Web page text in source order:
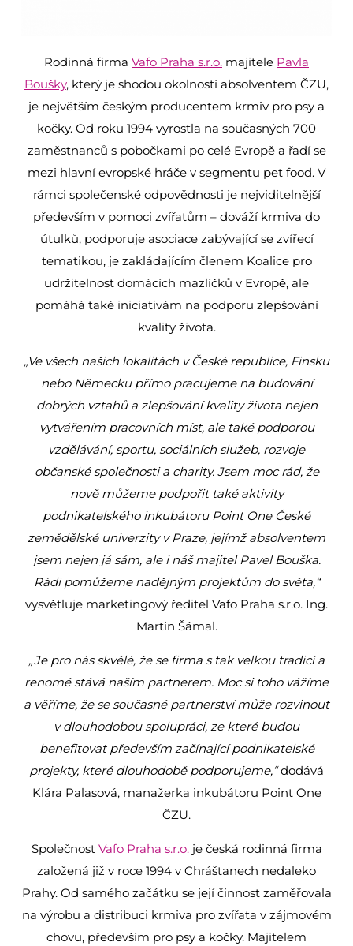
Rodinná firma Vafo Praha s.r.o. majitele Pavla
Boušky, který je shodou okolností absolventem ČZU,
je největším českým producentem krmiv pro psy a
kočky. Od roku 1994 vyrostla na současných 700
zaměstnanců s pobočkami po celé Evropě a řadí se
mezi hlavní evropské hráče v segmentu pet food. V
rámci společenské odpovědnosti je nejviditelnější
především v pomoci zvířatům – dováží krmiva do
útulků, podporuje asociace zabývající se zvířecí
tematikou, je zakládajícím členem Koalice pro
udržitelnost domácích mazlíčků v Evropě, ale
pomáhá také iniciativám na podporu zlepšování
kvality života.
„Ve všech našich lokalitách v České republice, Finsku
nebo Německu přímo pracujeme na budování
dobrých vztahů a zlepšování kvality života nejen
vytvářením pracovních míst, ale také podporou
vzdělávání, sportu, sociálních služeb, rozvoje
občanské společnosti a charity. Jsem moc rád, že
nově můžeme podpořit také aktivity
podnikatelského inkubátoru Point One České
zemědělské univerzity v Praze, jejímž absolventem
jsem nejen já sám, ale i náš majitel Pavel Bouška.
Rádi pomůžeme nadějným projektům do světa,“
vysvětluje marketingový ředitel Vafo Praha s.r.o. Ing.
Martin Šámal.
„Je pro nás skvělé, že se firma s tak velkou tradicí a
renomé stává naším partnerem. Moc si toho vážíme
a věříme, že se současné partnerství může rozvinout
v dlouhodobou spolupráci, ze které budou
benefitovat především začínající podnikatelské
projekty, které dlouhodobě podporujeme,“dodává
Klára Palasová, manažerka inkubátoru Point One
ČZU.
Společnost Vafo Praha s.r.o.je česká rodinná firma
založená již v roce 1994 v Chrášťanech nedaleko
Prahy. Od samého začátku se její činnost zaměřovala
na výrobu a distribuci krmiva pro zvířata v zájmovém
chovu, především pro psy a kočky. Majitelem